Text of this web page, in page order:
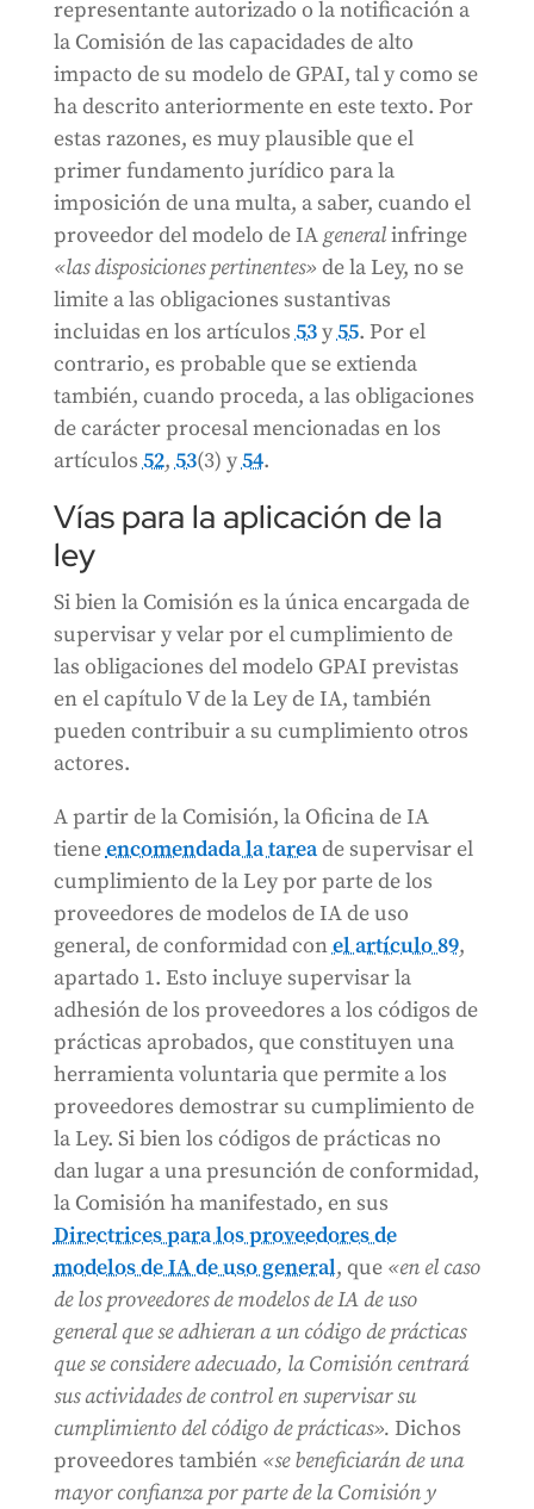
representante autorizado o la notificación a
la Comisión de las capacidades de alto
impacto de su modelo de GPAI, tal y como se
ha descrito anteriormente en este texto. Por
estas razones, es muy plausible que el
primer fundamento jurídico para la
imposición de una multa, a saber, cuando el
proveedor del modelo de IAgeneralinfringe
«las disposiciones pertinentes» de la Ley, no se
limite a las obligaciones sustantivas
incluidas en los artículos53y55. Por el
contrario, es probable que se extienda
también, cuando proceda, a las obligaciones
de carácter procesal mencionadas en los
artículos52,53(3) y54.
Vías para la aplicación de la
ley
Si bien la Comisión es la única encargada de
supervisar y velar por el cumplimiento de
las obligaciones del modelo GPAI previstas
en el capítulo V de la Ley de IA, también
pueden contribuir a su cumplimiento otros
actores.
A partir de la Comisión, la Oficina de IA
tieneencomendada la tareade supervisar el
cumplimiento de la Ley por parte de los
proveedores de modelos de IA de uso
general, de conformidad conel artículo 89,
apartado 1. Esto incluye supervisar la
adhesión de los proveedores a los códigos de
prácticas aprobados, que constituyen una
herramienta voluntaria que permite a los
proveedores demostrar su cumplimiento de
la Ley. Si bien los códigos de prácticas no
dan lugar a una presunción de conformidad,
la Comisión ha manifestado, en sus
Directrices para los proveedores de
modelos de IA de uso general, que «en el caso
de los proveedores de modelos de IA de uso
general que se adhieran a un código de prácticas
que se considere adecuado, la Comisión centrará
sus actividades de control en supervisar su
cumplimiento del código de prácticas». Dichos
proveedores también «se beneficiarán de una
mayor confianza por parte de la Comisión y